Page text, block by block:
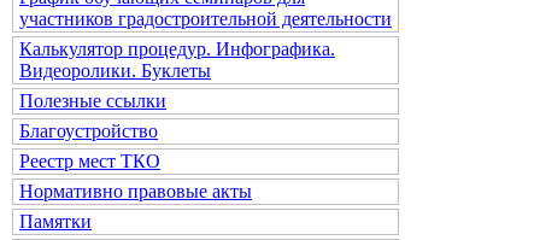
участников градостроительной деятельности
Калькулятор процедур. Инфографика.
Видеоролики. Буклеты
Полезные ссылки
Благоустройство
Реестр мест ТКО
Нормативно правовые акты
Памятки